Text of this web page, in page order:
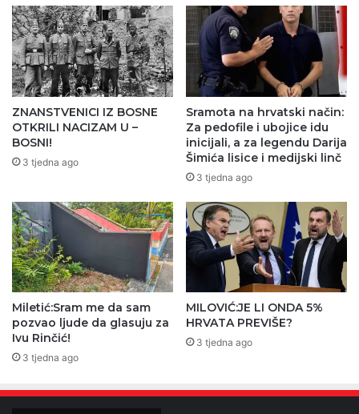
ZNANSTVENICI IZ BOSNE
OTKRILI NACIZAM U –
BOSNI!
3 tjedna ago
Sramota na hrvatski način:
Za pedofile i ubojice idu
inicijali, a za legendu Darija
Šimića lisice i medijski linč
3 tjedna ago
Miletić:Sram me da sam
pozvao ljude da glasuju za
Ivu Rinčić!
3 tjedna ago
MILOVIĆ:JE LI ONDA 5%
HRVATA PREVIŠE?
3 tjedna ago